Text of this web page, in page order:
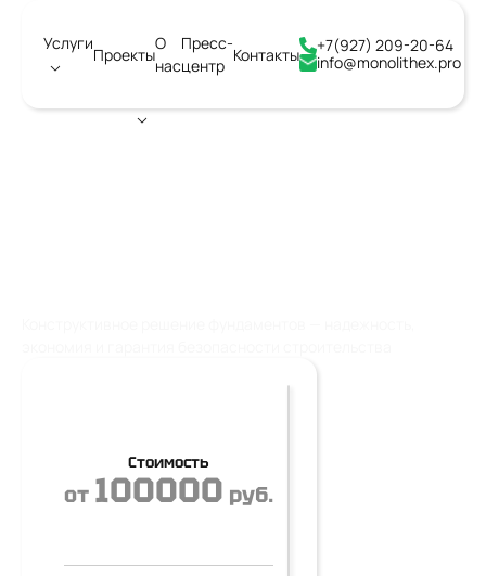
Услуги
Проекты
О
нас
Пресс-
центр
Контакты
+7(927) 209-20-64
info@monolithex.pro
Стоимость
от 100000 руб.